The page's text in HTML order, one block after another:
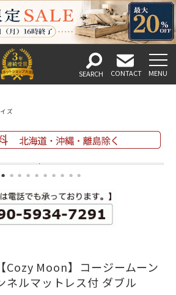
ズ
Cozy Moon】コージームーン
ネルマットレス付 ダブル